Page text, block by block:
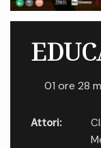
01 ore 28
Attori: